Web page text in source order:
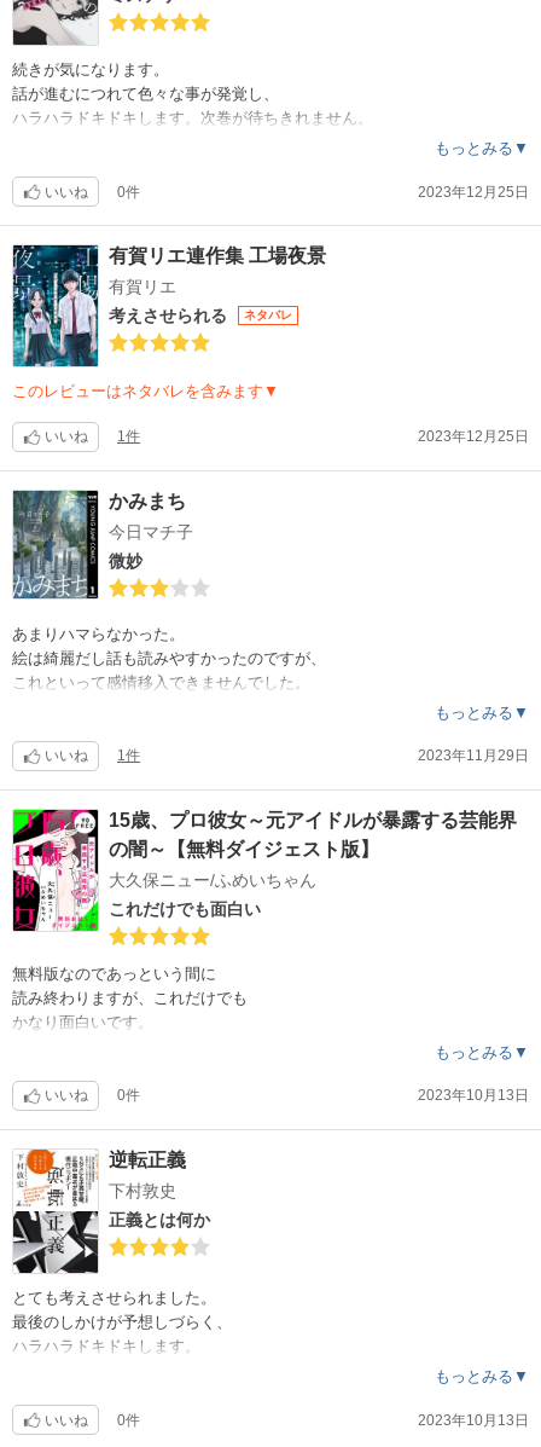
続きが気になります。
話が進むにつれて色々な事が発覚し、
ハラハラドキドキします。次巻が待ちきれません。
もっとみる▼
いいね 0件 2023年12月25日
有賀リエ連作集 工場夜景
有賀リエ
考えさせられる
ネタバレ
このレビューはネタバレを含みます▼
いいね 1件 2023年12月25日
かみまち
今日マチ子
微妙
あまりハマらなかった。
絵は綺麗だし話も読みやすかったのですが、
これといって感情移入できませんでした。
もっとみる▼
いいね 1件 2023年11月29日
15歳、プロ彼女～元アイドルが暴露する芸能界
の闇～【無料ダイジェスト版】
大久保ニュー/ふめいちゃん
これだけでも面白い
無料版なのであっという間に
読み終わりますが、これだけでも
かなり面白いです。
もっとみる▼
いいね 0件 2023年10月13日
逆転正義
下村敦史
正義とは何か
とても考えさせられました。
最後のしかけが予想しづらく、
ハラハラドキドキします。
もっとみる▼
いいね 0件 2023年10月13日